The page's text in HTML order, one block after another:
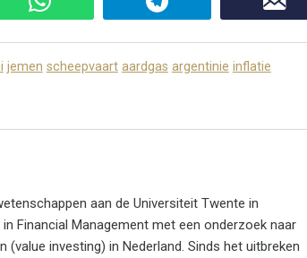
jemen scheepvaart aardgas argentinie inflatie
aan de Universiteit Twente in
Financial Management met een onderzoek naar
investing) in Nederland. Sinds het uitbreken